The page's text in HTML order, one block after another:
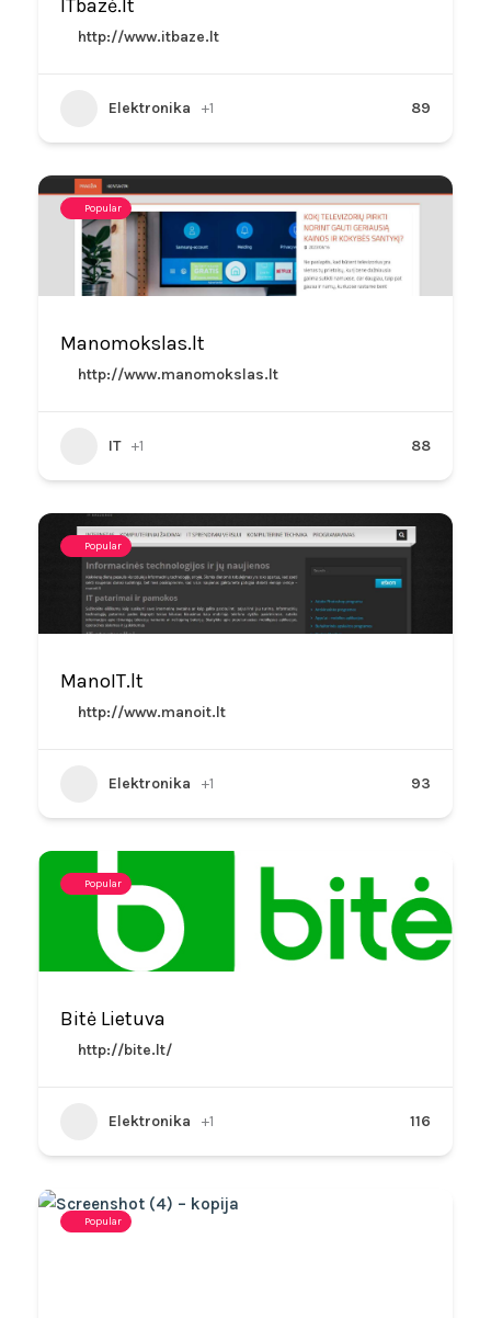
ITbazė.lt
http://www.itbaze.lt
Elektronika +1 89
Popular
Manomokslas.lt
http://www.manomokslas.lt
IT +1 88
Popular
ManoIT.lt
http://www.manoit.lt
Elektronika +1 93
Popular
Bitė Lietuva
http://bite.lt/
Elektronika +1 116
Popular